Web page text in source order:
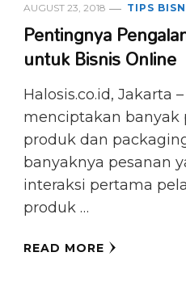
AUGUST 23, 2018 TIPS
Pentingnya
untuk Bisnis Online
Halosis.co.id, Jakarta
menciptakan
produk dan
banyaknya pesanan
interaksi pertama
produk …
READ MORE